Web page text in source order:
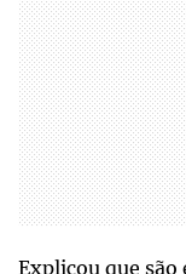
Explicou que são